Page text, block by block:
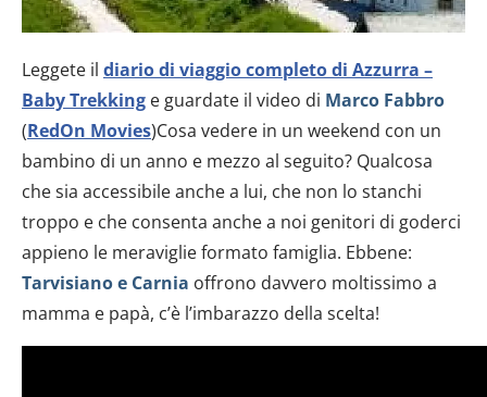
Leggete il diario di viaggio completo di Azzurra –
Baby Trekking e guardate il video di Marco Fabbro
(RedOn Movies)Cosa vedere in un weekend con un
bambino di un anno e mezzo al seguito? Qualcosa
che sia accessibile anche a lui, che non lo stanchi
troppo e che consenta anche a noi genitori di goderci
appieno le meraviglie formato famiglia. Ebbene:
Tarvisiano e Carnia offrono davvero moltissimo a
mamma e papà, c’è l’imbarazzo della scelta!